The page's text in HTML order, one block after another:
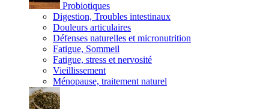
Probiotiques
Digestion, Troubles intestinaux
Douleurs articulaires
Défenses naturelles et micronutrition
Fatigue, Sommeil
Fatigue, stress et nervosité
Vieillissement
Ménopause, traitement naturel